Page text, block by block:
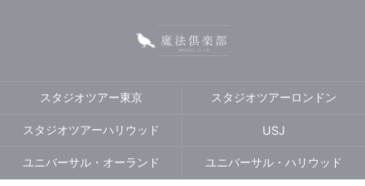
スタジオツアー東京 スタジオツアーロンドン
スタジオツアーハリウッド USJ
ユニバーサル・オーランド ユニバーサル・ハリウッド